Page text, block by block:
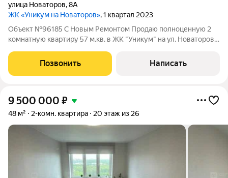
улица Новаторов,8А
ЖК «Уникум на Новаторов», 1 квартал 2023
Объект №96185 С Новым Ремонтом Продаю полноценную 2
комнатную квартиру 57 м.кв. в ЖК "Уникум" на ул. Новаторов
качественный ремонт. Комнаты просторные, оконные проемы
увеличенные для большего
Позвонить Написать
9 500 000 ₽
48 м² 2-комн. квартира 20 этаж из 26